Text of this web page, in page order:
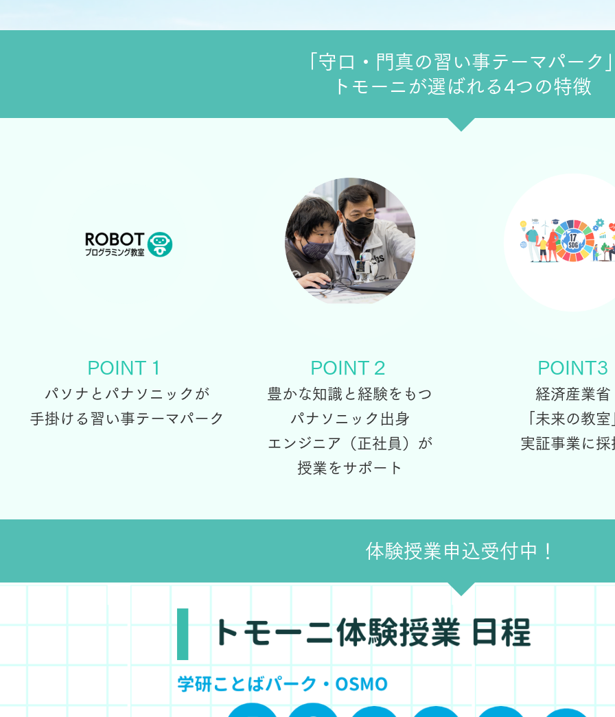
「守口・門真の習い事テーマパーク
トモーニが選ばれる4つの特徴
POINT１
パソナとパナソニックが
手掛ける習い事テーマパーク
POINT２
豊かな知識と経験をもつ
パナソニック出身
エンジニア（正社員）が
授業をサポート
POINT3
経済産業省
「未来の教室
実証事業に採
体験授業申込受付中！